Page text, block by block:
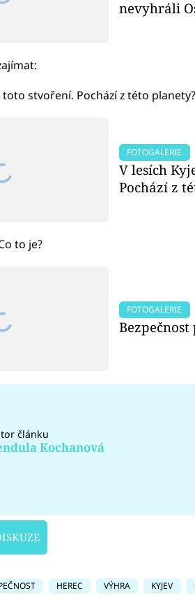
nevyhráli
toto stvoření. Pochází z této planety?
FOTOGALERIE
V lesích
Pochází z
to je?
FOTOGALERIE
Bezpečnost
článku
Kochanová
HEREC VÝHRA KYJEV